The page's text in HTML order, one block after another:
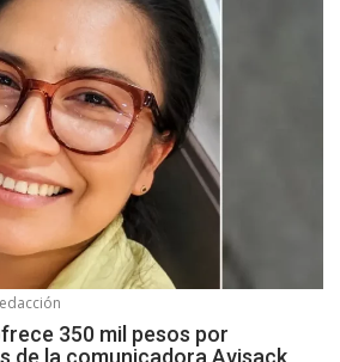
350 mil pesos por
de la comunicadora Avisack